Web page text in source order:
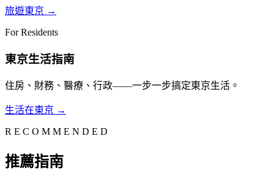
旅遊東京 →
For Residents
東京生活指南
住房、財務、醫療、行政——一步一步搞定東京生活。
生活在東京 →
R E C O M M E N D E D
推薦指南